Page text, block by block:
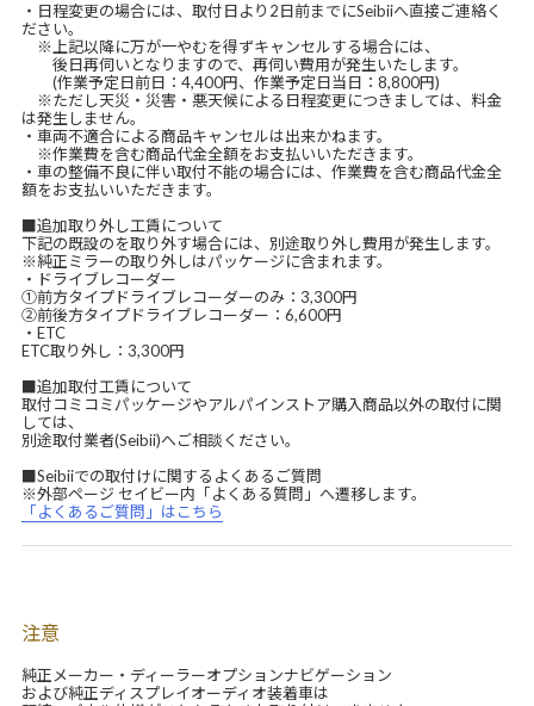
・日程変更の場合には、取付日より2日前までにSeibiiへ直接ご連絡く
ださい。
※上記以降に万が一やむを得ずキャンセルする場合には、
後日再伺いとなりますので、再伺い費用が発生いたします。
(作業予定日前日：4,400円、作業予定日当日：8,800円)
※ただし天災・災害・悪天候による日程変更につきましては、料金
は発生しません。
・車両不適合による商品キャンセルは出来かねます。
※作業費を含む商品代金全額をお支払いいただきます。
・車の整備不良に伴い取付不能の場合には、作業費を含む商品代金全
額をお支払いいただきます。
■追加取り外し工賃について
下記の既設のを取り外す場合には、別途取り外し費用が発生します。
※純正ミラーの取り外しはパッケージに含まれます。
・ドライブレコーダー
①前方タイプドライブレコーダーのみ：3,300円
②前後方タイプドライブレコーダー：6,600円
・ETC
ETC取り外し：3,300円
■追加取付工賃について
取付コミコミパッケージやアルパインストア購入商品以外の取付に関
しては、
別途取付業者(Seibii)へご相談ください。
■Seibiiでの取付けに関するよくあるご質問
※外部ページ セイビー内「よくある質問」へ遷移します。
「よくあるご質問」はこちら
注意
純正メーカー・ディーラーオプションナビゲーション
および純正ディスプレイオーディオ装着車は